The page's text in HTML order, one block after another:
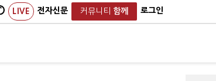
LIVE 전자신문 커뮤니티 함께 로그인